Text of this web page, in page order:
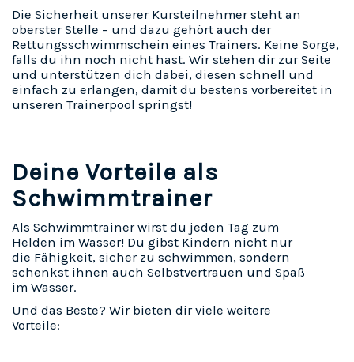
Die Sicherheit unserer Kursteilnehmer steht an
oberster Stelle – und dazu gehört auch der
Rettungsschwimmschein eines Trainers. Keine Sorge,
falls du ihn noch nicht hast. Wir stehen dir zur Seite
und unterstützen dich dabei, diesen schnell und
einfach zu erlangen, damit du bestens vorbereitet in
unseren Trainerpool springst!
Deine Vorteile als
Schwimmtrainer
Als Schwimmtrainer wirst du jeden Tag zum
Helden im Wasser! Du gibst Kindern nicht nur
die Fähigkeit, sicher zu schwimmen, sondern
schenkst ihnen auch Selbstvertrauen und Spaß
im Wasser.
Und das Beste? Wir bieten dir viele weitere
Vorteile: